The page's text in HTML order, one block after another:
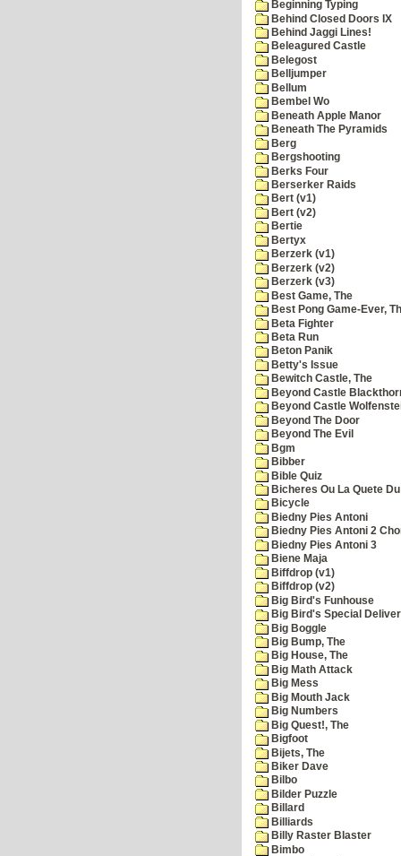
Beginning Typing
Behind Closed Doors IX
Behind Jaggi Lines!
Beleagured Castle
Belegost
Belljumper
Bellum
Bembel Wo
Beneath Apple Manor
Beneath The Pyramids
Berg
Bergshooting
Berks Four
Berserker Raids
Bert (v1)
Bert (v2)
Bertie
Bertyx
Berzerk (v1)
Berzerk (v2)
Berzerk (v3)
Best Game, The
Best Pong Game-Ever,
Beta Fighter
Beta Run
Beton Panik
Betty's Issue
Bewitch Castle, The
Beyond Castle
Beyond Castle
Beyond The Door
Beyond The Evil
Bgm
Bibber
Bible Quiz
Bicheres Ou La Quete
Bicycle
Biedny Pies Antoni
Biedny Pies Antoni 2
Biedny Pies Antoni 3
Biene Maja
Biffdrop (v1)
Biffdrop (v2)
Big Bird's Funhouse
Big Bird's Special
Big Boggle
Big Bump, The
Big House, The
Big Math Attack
Big Mess
Big Mouth Jack
Big Numbers
Big Quest!, The
Bigfoot
Bijets, The
Biker Dave
Bilbo
Bilder Puzzle
Billard
Billiards
Billy Raster Blaster
Bimbo